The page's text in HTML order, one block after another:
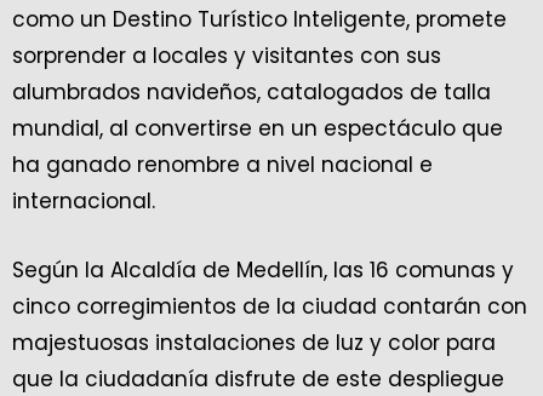
como un Destino Turístico Inteligente, promete
sorprender a locales y visitantes con sus
alumbrados navideños, catalogados de talla
mundial, al convertirse en un espectáculo que
ha ganado renombre a nivel nacional e
internacional.
Según la Alcaldía de Medellín, las 16 comunas y
cinco corregimientos de la ciudad contarán con
majestuosas instalaciones de luz y color para
que la ciudadanía disfrute de este despliegue